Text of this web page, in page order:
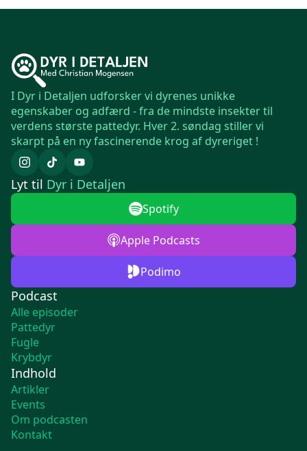
I Dyr i Detaljen udforsker vi dyrenes unikke
egenskaber og adfærd - fra de mindste insekter til
verdens største pattedyr. Hver 2. søndag stiller vi
skarpt på en ny fascinerende krog af dyreriget !
Podcast
Alle episoder
Pattedyr
Fugle
Krybdyr
Indhold
Artikler
Events
Om podcasten
Kontakt
Lyt til Dyr i Detaljen
Spotify
Apple Podcasts
Podimo